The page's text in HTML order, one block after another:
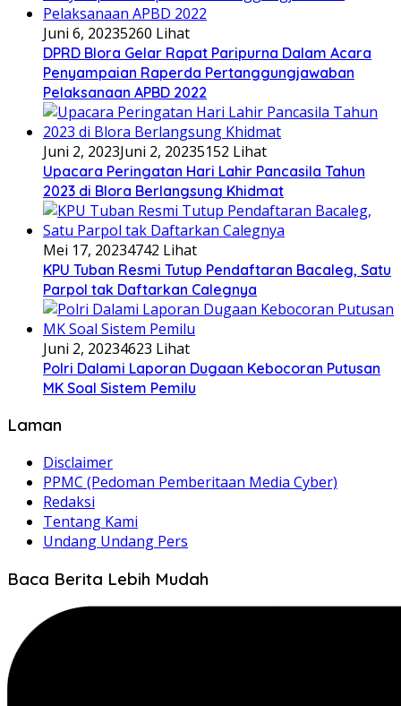
Juni 6, 20235260 Lihat
DPRD Blora Gelar Rapat Paripurna Dalam Acara
Penyampaian Raperda Pertanggungjawaban
Pelaksanaan APBD 2022
Juni 2, 2023Juni 2, 20235152 Lihat
Upacara Peringatan Hari Lahir Pancasila Tahun
2023 di Blora Berlangsung Khidmat
Mei 17, 20234742 Lihat
KPU Tuban Resmi Tutup Pendaftaran Bacaleg, Satu
Parpol tak Daftarkan Calegnya
Juni 2, 20234623 Lihat
Polri Dalami Laporan Dugaan Kebocoran Putusan
MK Soal Sistem Pemilu
Laman
Disclaimer
PPMC (Pedoman Pemberitaan Media Cyber)
Redaksi
Tentang Kami
Undang Undang Pers
Baca Berita Lebih Mudah